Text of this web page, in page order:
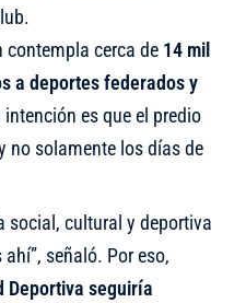
contempla cerca de 14 mil
a deportes federados y
es que el predio
no solamente los días de
social, cultural y deportiva
señaló. Por eso,
Deportiva seguiría